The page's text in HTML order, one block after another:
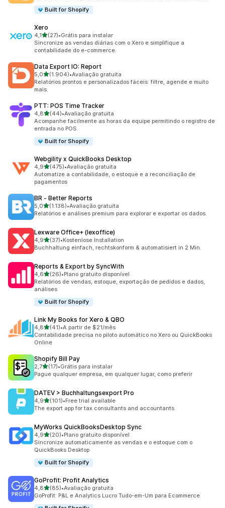
Built for Shopify
Xero
4,1de 5 estrelas
(27)
27 avaliações ao todo
•Grátis para instalar
Sincronize as vendas diárias com o Xero e simplifique a
contabilidade do e-commerce.
Data Export IO: Report
5,0de 5 estrelas
(1.904)
1904 avaliações ao todo
•Avaliação gratuita
Relatórios prontos e personalizados fáceis: filtre, agende e muito
mais.
PTT: POS Time Tracker
4,8de 5 estrelas
(44)
44 avaliações ao todo
•Avaliação gratuita
Acompanhe facilmente as horas da equipe permitindo o registro de
entrada no POS.
Built for Shopify
Webgility x QuickBooks Desktop
4,9de 5 estrelas
(475)
475 avaliações ao todo
•Avaliação gratuita
Automatize a contabilidade, o estoque e a reconciliação de
pagamentos
BR ‑ Better Reports
5,0de 5 estrelas
(1.138)
1138 avaliações ao todo
•Avaliação gratuita
Relatórios e análises premium para explorar e exportar os dados.
Lexware Office+ (lexoffice)
4,9de 5 estrelas
(37)
37 avaliações ao todo
•Kostenlose Installation
Buchhaltung einfach, rechtskonform & automatisiert in 2 Min.
Reports & Export by SyncWith
4,6de 5 estrelas
(26)
26 avaliações ao todo
•Plano gratuito disponível
Relatórios de vendas, estoque, exportação de pedidos e dados,
análises
Built for Shopify
Link My Books for Xero & QBO
4,8de 5 estrelas
(41)
41 avaliações ao todo
•A partir de $21/mês
Contabilidade precisa no piloto automático no Xero ou QuickBooks
Online
Shopify Bill Pay
2,7de 5 estrelas
(17)
17 avaliações ao todo
•Grátis para instalar
Pague qualquer empresa, em qualquer lugar, como preferir
DATEV > Buchhaltungsexport Pro
4,9de 5 estrelas
(101)
101 avaliações ao todo
•Free trial available
The export app for tax consultants and accountants
MyWorks QuickBooksDesktop Sync
4,9de 5 estrelas
(20)
20 avaliações ao todo
•Plano gratuito disponível
Sincronize automaticamente as vendas e o estoque com o
QuickBooks Desktop
Built for Shopify
GoProfit: Profit Analytics
4,8de 5 estrelas
(85)
85 avaliações ao todo
•Avaliação gratuita
GoProfit: P&L e Analytics Lucro Tudo-em-Um para Ecommerce